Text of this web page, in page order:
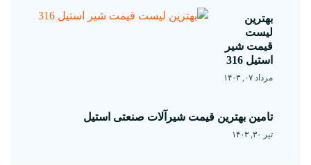
بهترین
لیست
قیمت شیر
استیل 316
مرداد ۰۷, ۱۴۰۳
تامین بهترین قیمت شیرآلات صنعتی استیل
تیر ۳۰, ۱۴۰۳